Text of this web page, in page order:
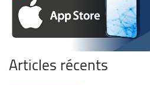
Articles récents